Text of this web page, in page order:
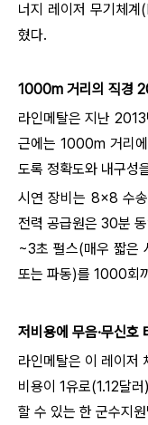
너지 레이저 무기체
혔다.
1000m 거리의 직경
라인메탈은 지난
근에는 1000m 거리
도록 정확도와 내구성
시연 장비는 8×8 수
전력 공급원은 30분
~3초 펄스(매우 짧은
또는 파동)를 1000회
저비용에 무음·무신호
라인메탈은 이 레이저
비용이 1유로(1.12달
할 수 있는 한 군수지